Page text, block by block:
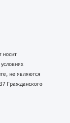
носит
не являются
Гражданского